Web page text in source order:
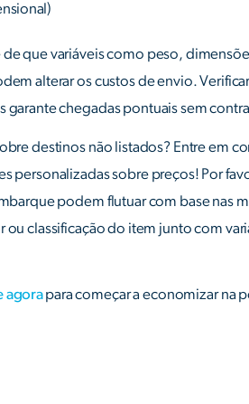
de que variáveis como peso,
alterar os custos de envio.
garante chegadas pontuais sem
destinos não listados? Entre em
personalizadas sobre preços! Por
podem flutuar com base nas
ou classificação do item junto com
agorapara começar a economizar na